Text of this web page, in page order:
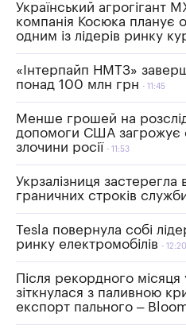
Український агрогігант
компанія Косюка планує
одним із лідерів ринку
«Інтерпайп НМТЗ»
понад 100 млн грн
11:45
Менше грошей на
допомоги США загрожує
злочини росії
11:53
Укрзалізниця застерегла
граничних строків
Tesla повернула собі
ринку електромобілів
12:20
Після рекордного місяця
зіткнулася з паливною
експорт пального –